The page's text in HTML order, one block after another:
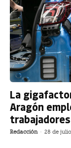
La
Aragón
Redacción - 28 de